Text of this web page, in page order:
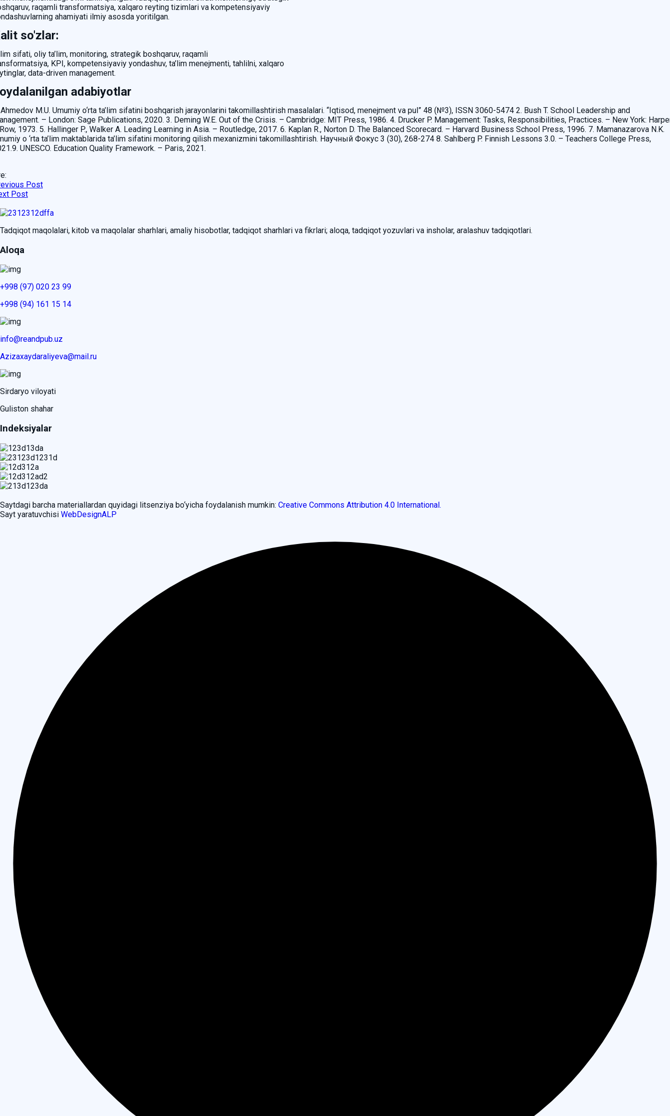
raqamli transformatsiya, xalqaro reyting tizimlari va kompetensiyaviy
ahamiyati ilmiy asosda yoritilgan.
so'zlar:
sifati, oliy ta’lim, monitoring, strategik boshqaruv, raqamli
KPI, kompetensiyaviy yondashuv, ta’lim menejmenti, tahlilni, xalqaro
data-driven management.
adabiyotlar
M.U. Umumiy o‘rta ta’lim sifatini boshqarish jarayonlarini takomillashtirish masalalari. “Iqtisod, menejment va pul” 48 (№3), ISSN 3060-5474 2. Bush T. School Leadership and
– London: Sage Publications, 2020. 3. Deming W.E. Out of the Crisis. – Cambridge: MIT Press, 1986. 4. Drucker P. Management: Tasks, Responsibilities, Practices. – New York:
1973. 5. Hallinger P., Walker A. Leading Learning in Asia. – Routledge, 2017. 6. Kaplan R., Norton D. The Balanced Scorecard. – Harvard Business School Press, 1996. 7. Mamanazarova N.K.
o ‘rta ta’lim maktablarida ta’lim sifatini monitoring qilish mexanizmini takomillashtirish. Научный Фокус 3 (30), 268-274 8. Sahlberg P. Finnish Lessons 3.0. – Teachers College Press,
UNESCO. Education Quality Framework. – Paris, 2021.
Post
Post
Tadqiqot maqolalari, kitob va maqolalar sharhlari, amaliy hisobotlar, tadqiqot sharhlari va fikrlari; aloqa, tadqiqot yozuvlari va insholar, aralashuv tadqiqotlari.
Aloqa
+998 (97) 020 23 99
+998 (94) 161 15 14
info@reandpub.uz
Azizaxaydaraliyeva@mail.ru
Sirdaryo viloyati
Guliston shahar
Indeksiyalar
Saytdagi barcha materiallardan quyidagi litsenziya bo‘yicha foydalanish mumkin: Creative Commons Attribution 4.0 International.
Sayt yaratuvchisi WebDesignALP